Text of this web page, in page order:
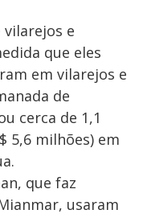
e
que eles
em vilarejos e
de
cerca de 1,1
5,6 milhões) em
que faz
usaram